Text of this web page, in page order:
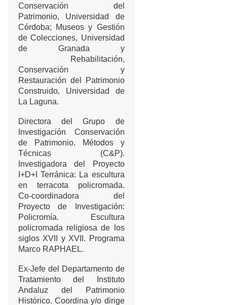
Conservación del
Patrimonio, Universidad de
Córdoba; Museos y Gestión
de Colecciones, Universidad
de Granada y
Rehabilitación,
Conservación y
Restauración del Patrimonio
Construido, Universidad de
La Laguna.
Directora del Grupo de
Investigación Conservación
de Patrimonio. Métodos y
Técnicas (C&P).
Investigadora del Proyecto
I+D+I Terránica: La escultura
en terracota policromada.
Co-coordinadora del
Proyecto de Investigación:
Policromía. Escultura
policromada religiosa de los
siglos XVII y XVII. Programa
Marco RAPHAEL.
Ex-Jefe del Departamento de
Tratamiento del Instituto
Andaluz del Patrimonio
Histórico. Coordina y/o dirige